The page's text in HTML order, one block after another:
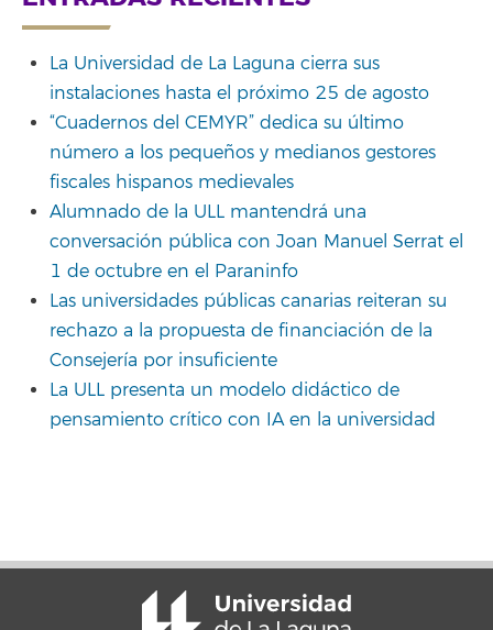
La Universidad de La Laguna cierra sus
instalaciones hasta el próximo 25 de agosto
“Cuadernos del CEMYR” dedica su último
número a los pequeños y medianos gestores
fiscales hispanos medievales
Alumnado de la ULL mantendrá una
conversación pública con Joan Manuel Serrat el
1 de octubre en el Paraninfo
Las universidades públicas canarias reiteran su
rechazo a la propuesta de financiación de la
Consejería por insuficiente
La ULL presenta un modelo didáctico de
pensamiento crítico con IA en la universidad